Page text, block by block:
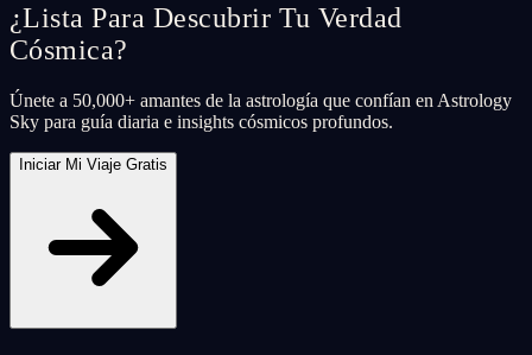
¿Lista Para Descubrir Tu Verdad
Cósmica?
Únete a 50,000+ amantes de la astrología que confían en Astrology
Sky para guía diaria e insights cósmicos profundos.
Iniciar Mi Viaje Gratis